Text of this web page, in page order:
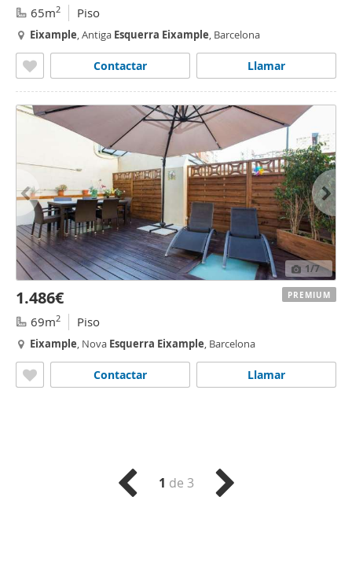
65m2 Piso
Eixample, Antiga Esquerra Eixample, Barcelona
Llamar
Contactar
1/7
1.486€
69m2 Piso
Eixample, Nova Esquerra Eixample, Barcelona
Llamar
Contactar
PREMIUM
1 de 3